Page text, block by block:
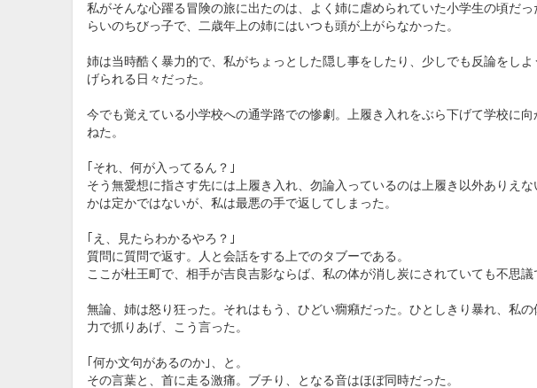
私がそんな心躍る冒険の旅に出たのは、よく姉に虐められていた小学生の頃だ
らいのちびっ子で、二歳年上の姉にはいつも頭が上がらなかった。
姉は当時酷く暴力的で、私がちょっとした隠し事をしたり、少しでも反論をし
げられる日々だった。
今でも覚えている小学校への通学路での惨劇。上履き入れをぶら下げて学校に
ねた。
｢それ、何が入ってるん？｣
そう無愛想に指さす先には上履き入れ、勿論入っているのは上履き以外ありえ
かは定かではないが、私は最悪の手で返してしまった。
｢え、見たらわかるやろ？｣
質問に質問で返す。人と会話をする上でのタブーである。
ここが杜王町で、相手が吉良吉影ならば、私の体が消し炭にされていても不思議
無論、姉は怒り狂った。それはもう、ひどい癇癪だった。ひとしきり暴れ、私
力で抓りあげ、こう言った。
｢何か文句があるのか｣、と。
その言葉と、首に走る激痛。ブチり、となる音はほぼ同時だった。